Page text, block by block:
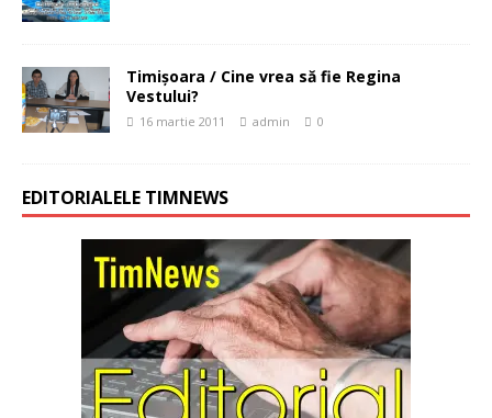
Timişoara / Cine vrea să fie Regina
Vestului?
16 martie 2011 admin 0
EDITORIALELE TIMNEWS